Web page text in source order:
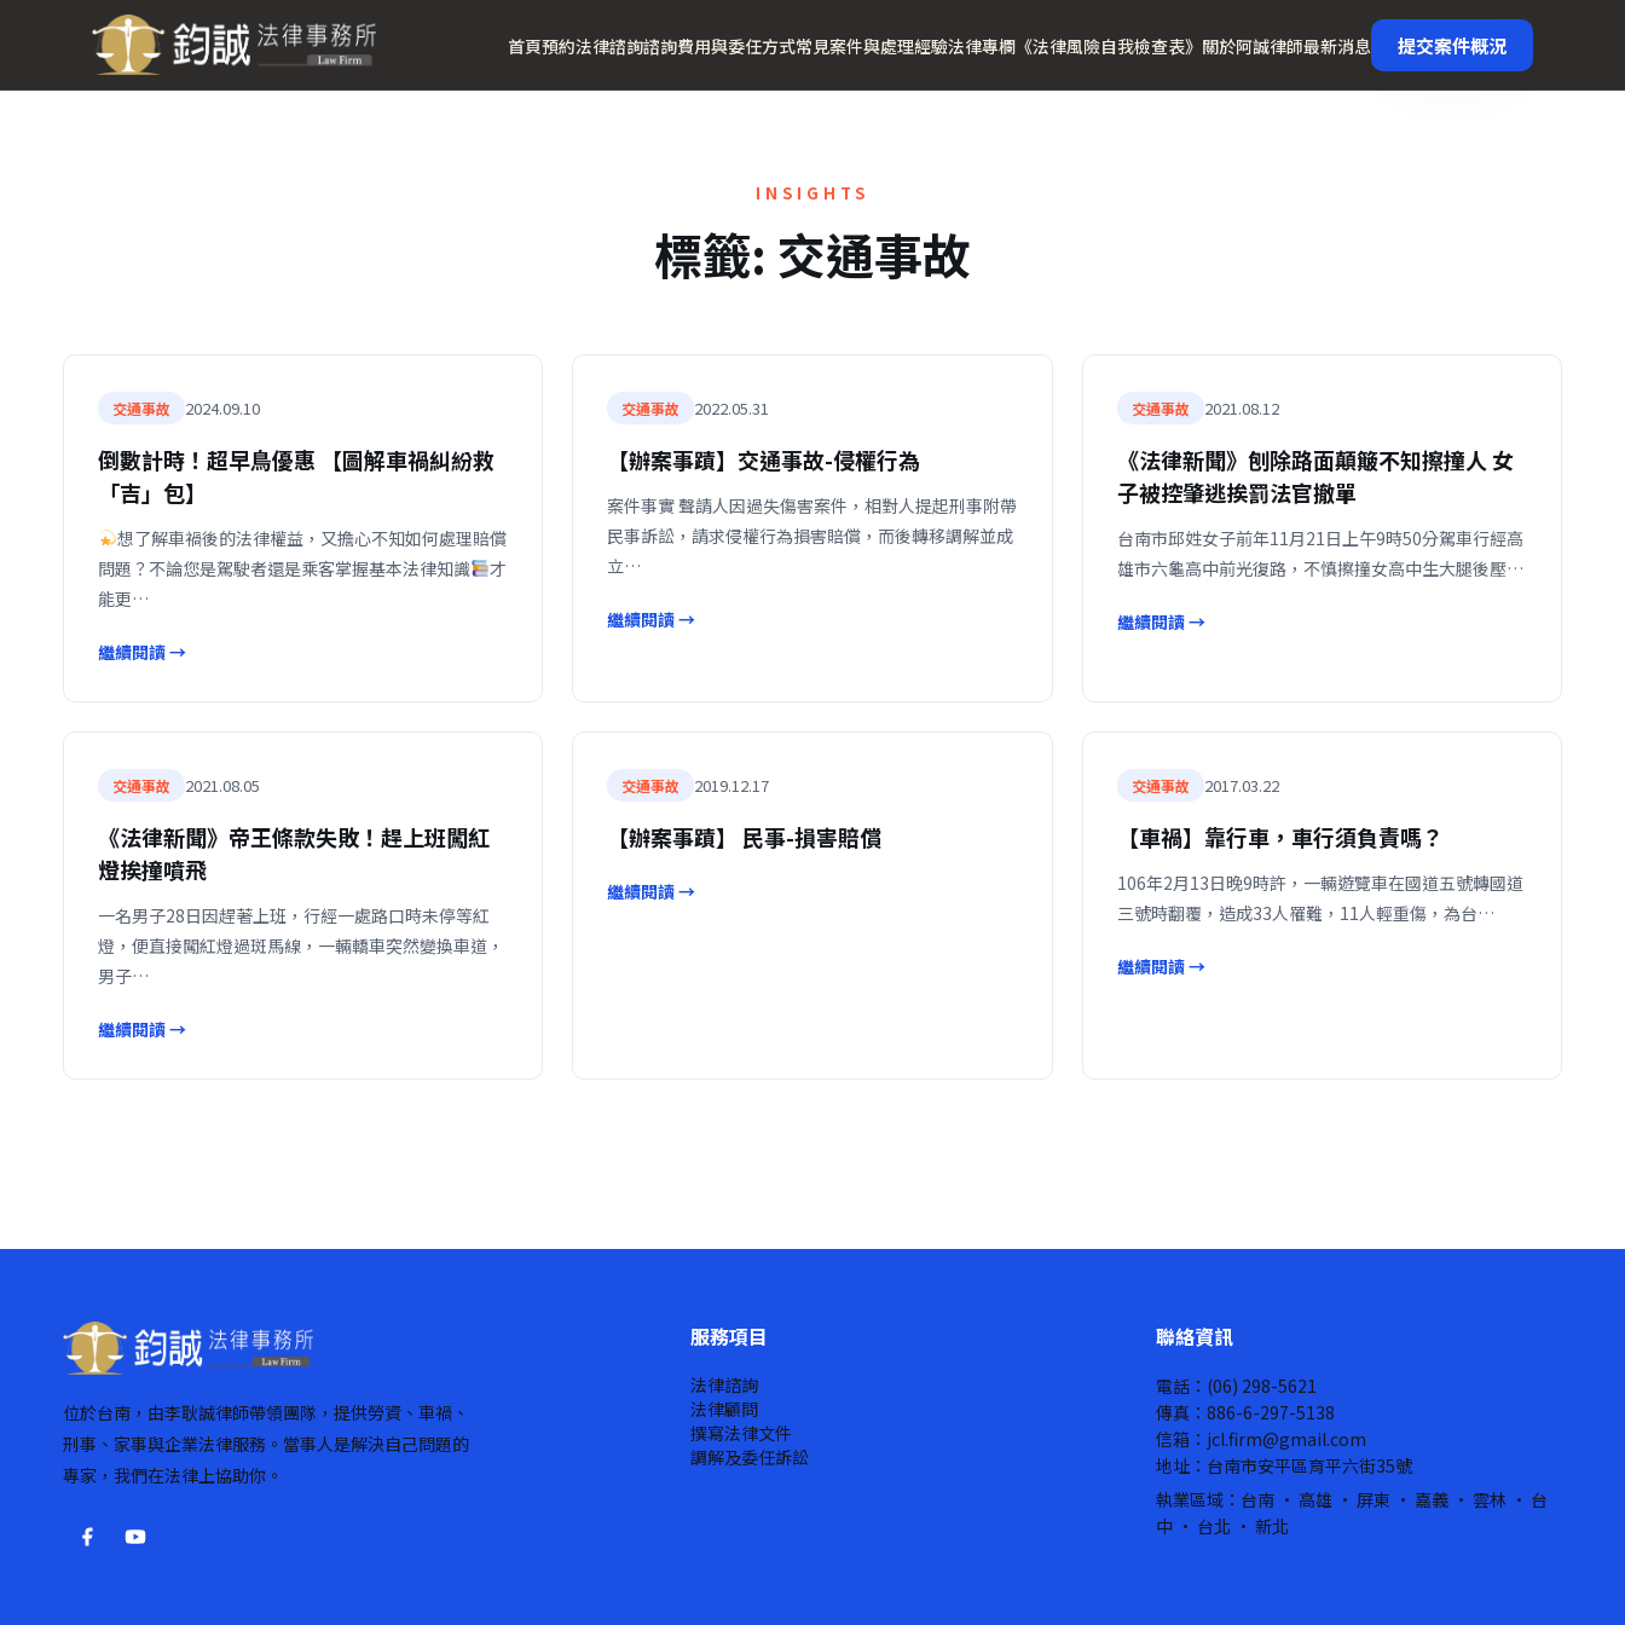
首頁預約法律諮詢諮詢費用與委任方式常見案件與處理經驗法律專欄 《法律風險自我檢查表》 關於阿誠律師最新消息 提交案件概況
INSIGHTS
標籤: 交通事故
交通事故 2024.09.10
倒數計時！超早鳥優惠 【圖解車禍糾紛救
「吉」包】
想了解車禍後的法律權益，又擔心不知如何處理賠償
問題？不論您是駕駛者還是乘客掌握基本法律知識
才
能更…
繼續閱讀 →
交通事故 2022.05.31
【辦案事蹟】交通事故-侵權行為
案件事實 聲請人因過失傷害案件，相對人提起刑事附帶
民事訴訟，請求侵權行為損害賠償，而後轉移調解並成
立…
繼續閱讀 →
交通事故 2021.08.12
《法律新聞》刨除路面顛簸不知擦撞人 女
子被控肇逃挨罰法官撤單
台南市邱姓女子前年11月21日上午9時50分駕車行經高
雄市六龜高中前光復路，不慎擦撞女高中生大腿後壓…
繼續閱讀 →
交通事故 2021.08.05
《法律新聞》帝王條款失敗！趕上班闖紅
燈挨撞噴飛
一名男子28日因趕著上班，行經一處路口時未停等紅
燈，便直接闖紅燈過斑馬線，一輛轎車突然變換車道，
男子…
繼續閱讀 →
交通事故 2019.12.17
【辦案事蹟】 民事-損害賠償
繼續閱讀 →
交通事故 2017.03.22
【車禍】靠行車，車行須負責嗎？
106年2月13日晚9時許，一輛遊覽車在國道五號轉國道
三號時翻覆，造成33人罹難，11人輕重傷，為台…
繼續閱讀 →
位於台南，由李耿誠律師帶領團隊，提供勞資、車禍、
刑事、家事與企業法律服務。當事人是解決自己問題的
專家，我們在法律上協助你。
服務項目
法律諮詢
法律顧問
撰寫法律文件
調解及委任訴訟
聯絡資訊
電話：(06) 298-5621
傳真：886-6-297-5138
信箱：jcl.firm@gmail.com
地址：台南市安平區育平六街35號
執業區域：台南 · 高雄 · 屏東 · 嘉義 · 雲林 · 台
中 · 台北 · 新北